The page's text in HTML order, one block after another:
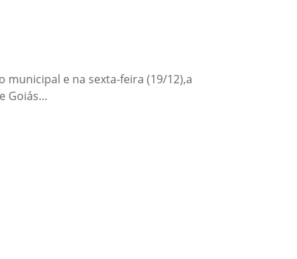
e na sexta-feira (19/12),a
Goiás…